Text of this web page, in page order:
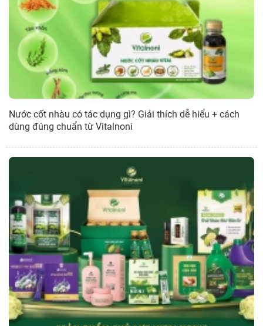
Nước cốt nhàu có tác dụng gì? Giải thích dễ hiểu + cách
dùng đúng chuẩn từ Vitalnoni